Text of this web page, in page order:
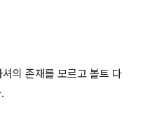
의 존재를 모르고 볼트 다